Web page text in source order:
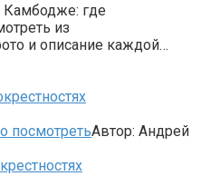
Камбодже: где
из
и описание каждой…
посмотретьАвтор: Андрей